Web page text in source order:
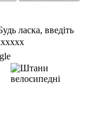
ласка, введіть